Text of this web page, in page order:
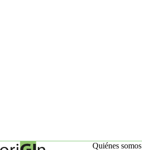
Quiénes somos